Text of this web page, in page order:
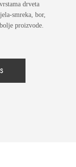
drveta
smreka, bor,
proizvode.